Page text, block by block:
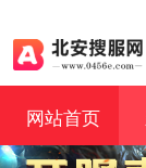
网站首页